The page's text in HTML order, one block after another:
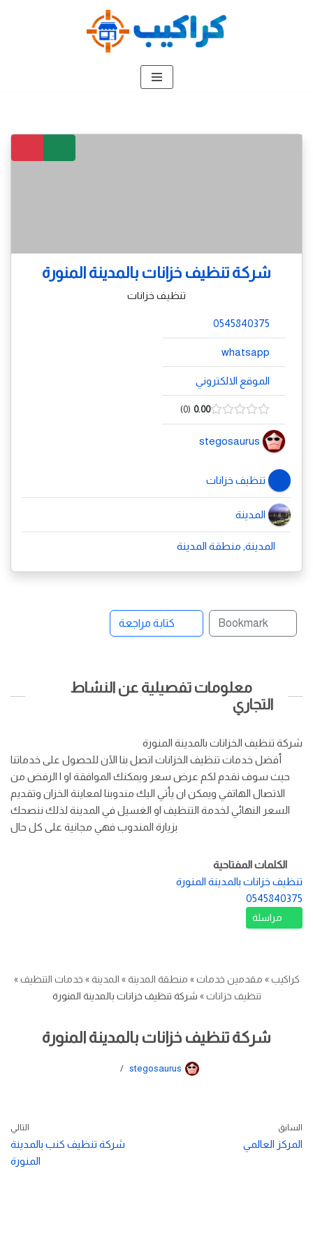
شركة تنظيف خزانات بالمدينة المنورة
تنظيف خزانات
0545840375
whatsapp
الموقع الالكتروني
0.00
0
stegosaurus
تنظيف خزانات
المدينة
المدينة, منطقة المدينة
Bookmark كتابة مراجعة
معلومات تفصيلية عن النشاط
التجاري
شركة تنظيف الخزانات بالمدينة المنورة
أفضل خدمات تنظيف الخزانات اتصل بنا الآن للحصول على خدماتنا
حيث سوف نقدم لكم عرض سعر ويمكنك الموافقة او ا الرفض من
الاتصال الهاتفي ويمكن ان يأتي اليك مندوبنا لمعاينة الخزان وتقديم
السعر النهائي لخدمة التنظيف او الغسيل في المدينة لذلك ننصحك
بزيارة المندوب فهي مجانية على كل حال
الكلمات المفتاحية
تنظيف خزانات بالمدينة المنورة
0545840375
مراسلة
كراكيب» مقدمين خدمات» منطقة المدينة» المدينة» خدمات التنظيف»
تنظيف خزانات» شركة تنظيف خزانات بالمدينة المنورة
شركة تنظيف خزانات بالمدينة المنورة
stegosaurus
السابق
المركز العالمي
التالي
شركة تنظيف كنب بالمدينة
المنورة